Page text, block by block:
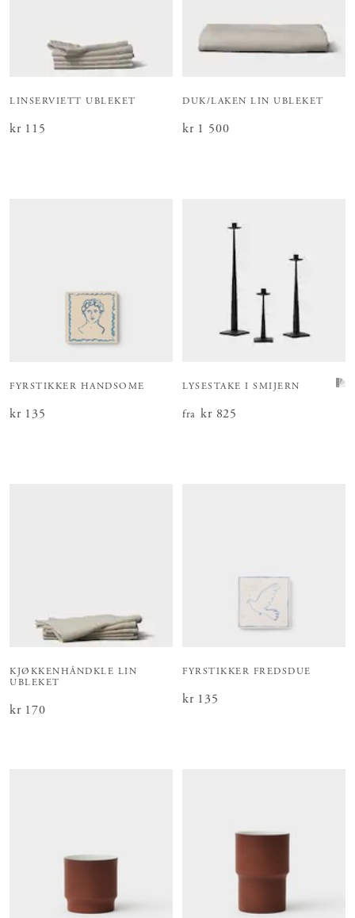
LINSERVIETT UBLEKET
Pris:kr 115
kr 115
DUK/LAKEN LIN UBLEKET
Pris :kr 1 500
kr 1 500
FYRSTIKKER HANDSOME
Pris:kr 135
kr 135
LYSESTAKE I SMIJERN
fra Pris:kr 825
kr 825
KJØKKENHÅNDKLE LIN
UBLEKET
Pris:kr 170
kr 170
FYRSTIKKER FREDSDUE
Pris:kr 135
kr 135